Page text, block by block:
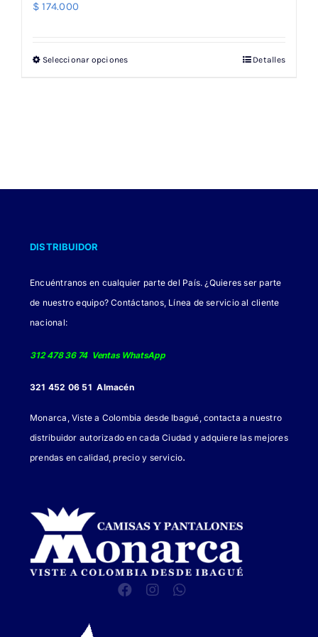
$ 174.000
Seleccionar opcionesEste
la
página
Detalles
DISTRIBUIDOR
Encuéntranos en cualquier parte del País. ¿Quieres ser parte
de nuestro equipo? Contáctanos, Línea de servicio al cliente
nacional:
312 478 36 74 Ventas WhatsApp
321 452 06 51 Almacén
Monarca, Viste a Colombia desde Ibagué, contacta a nuestro
distribuidor autorizado en cada Ciudad y adquiere las mejores
prendas en calidad, precio y servicio.